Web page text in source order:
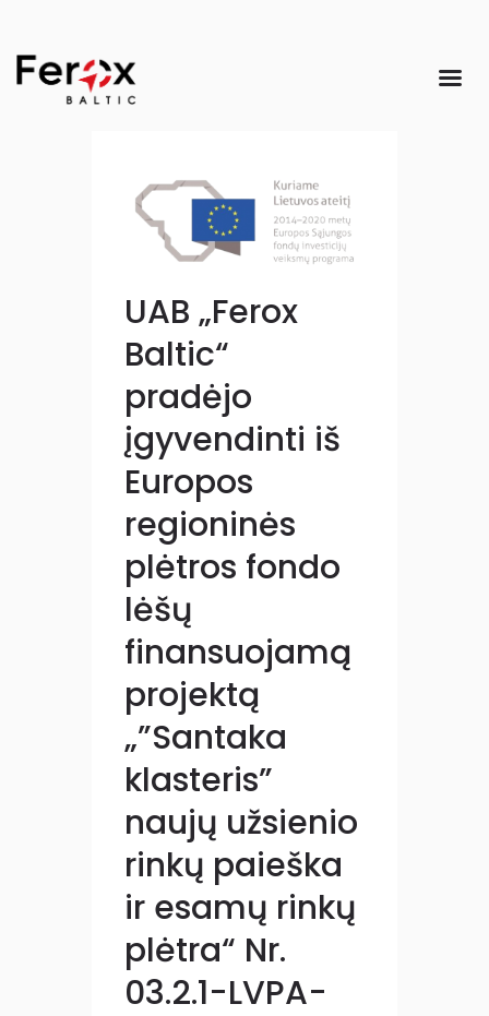
UAB „Ferox
Baltic“
pradėjo
įgyvendinti iš
Europos
regioninės
plėtros fondo
lėšų
finansuojamą
projektą
„”Santaka
klasteris”
naujų užsienio
rinkų paieška
ir esamų rinkų
plėtra“ Nr.
03.2.1-LVPA-